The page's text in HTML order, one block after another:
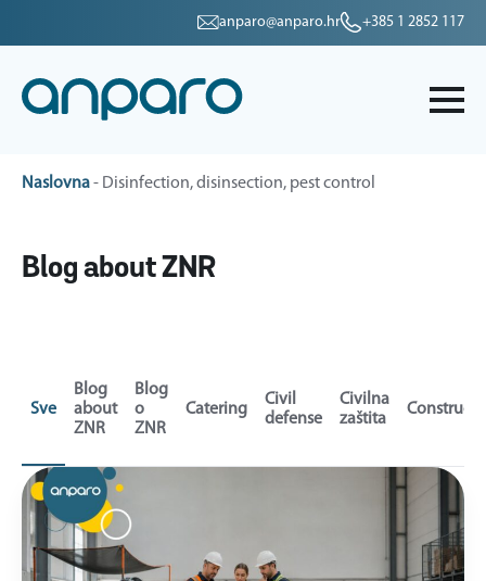
anparo@anparo.hr +385 1 2852 117
Naslovna- Disinfection, disinsection, pest control
Blog about ZNR
Sve
Blog
about
ZNR
Blog
o
ZNR
Catering
Civil
defense
Civilna
zaštita